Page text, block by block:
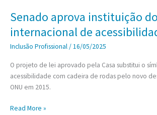
ambiental
para
saneamento
2033
Senado aprova instituição
internacional de
Inclusão Profissional/16/05/2025
O projeto de lei aprovado pela Casa substitui o
acessibilidade com cadeira de rodas pelo novo
ONU em 2015.
Senado
Read More »